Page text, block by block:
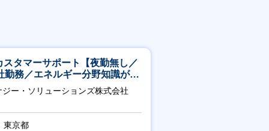
スタマーサポート【夜勤無し／
勤務／エネルギー分野知識が身
きます】
ジー・ソリューションズ株式会社
東京都